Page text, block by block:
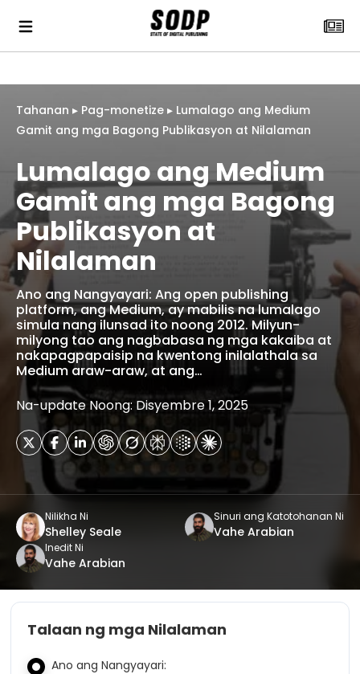
Tahanan ▸ Pag-monetize ▸ Lumalago ang Medium
Gamit ang mga Bagong Publikasyon at Nilalaman
Lumalago ang Medium
Gamit ang mga Bagong
Publikasyon at
Nilalaman
Ano ang Nangyayari: Ang open publishing
platform, ang Medium, ay mabilis na lumalago
simula nang ilunsad ito noong 2012. Milyun-
milyong tao ang nagbabasa ng mga kakaiba at
nakapagpapaisip na kwentong inilalathala sa
Medium araw-araw, at ang…
Na-update Noong: Disyembre 1, 2025
Nilikha Ni
Shelley Seale
Sinuri ang Katotohanan Ni
Vahe Arabian
Inedit Ni
Vahe Arabian
Talaan ng mga Nilalaman
Ano ang Nangyayari: